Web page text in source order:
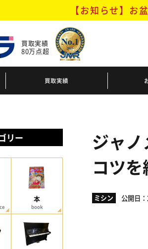
【お知らせ】お
買取実績
80万点超
買取実績
リー
本
book
ジャ
コツ
ミシン 公開日